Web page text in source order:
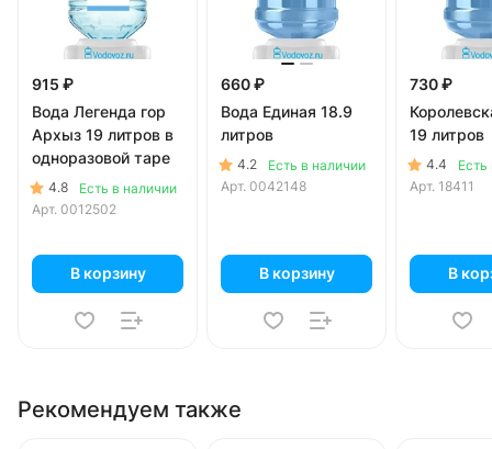
915 ₽
Вода Легенда гор
Архыз 19 литров в
одноразовой таре
4.8
Есть в наличии
Арт. 0012502
В корзину
660 ₽
Вода Единая 18.9
литров
4.2
Есть в наличии
Арт. 0042148
В корзину
730 ₽
19 литров
4.4
Есть
Арт. 18411
В
Рекомендуем также